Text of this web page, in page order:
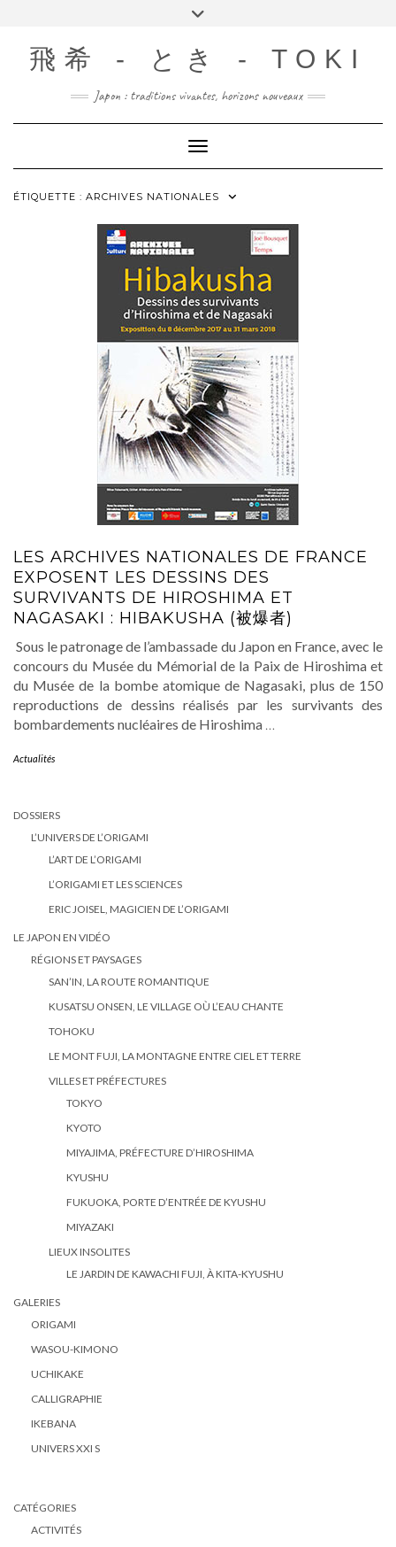
content飛希 - とき - TOKI
Japon : traditions vivantes, horizons nouveaux
Toggle Navigation
ÉTIQUETTE : ARCHIVES NATIONALES
LES ARCHIVES NATIONALES DE FRANCE
EXPOSENT LES DESSINS DES
SURVIVANTS DE HIROSHIMA ET
NAGASAKI : HIBAKUSHA (被爆者)
Sous le patronage de l’ambassade du Japon en France, avec le
concours du Musée du Mémorial de la Paix de Hiroshima et
du Musée de la bombe atomique de Nagasaki, plus de 150
reproductions de dessins réalisés par les survivants des
bombardements nucléaires de Hiroshima …
Actualités
DOSSIERS
L’UNIVERS DE L’ORIGAMI
L’ART DE L’ORIGAMI
L’ORIGAMI ET LES SCIENCES
ERIC JOISEL, MAGICIEN DE L’ORIGAMI
LE JAPON EN VIDÉO
RÉGIONS ET PAYSAGES
SAN’IN, LA ROUTE ROMANTIQUE
KUSATSU ONSEN, LE VILLAGE OÙ L’EAU CHANTE
TOHOKU
LE MONT FUJI, LA MONTAGNE ENTRE CIEL ET TERRE
VILLES ET PRÉFECTURES
TOKYO
KYOTO
MIYAJIMA, PRÉFECTURE D’HIROSHIMA
KYUSHU
FUKUOKA, PORTE D’ENTRÉE DE KYUSHU
MIYAZAKI
LIEUX INSOLITES
LE JARDIN DE KAWACHI FUJI, À KITA-KYUSHU
GALERIES
ORIGAMI
WASOU-KIMONO
UCHIKAKE
CALLIGRAPHIE
IKEBANA
UNIVERS XXI S
CATÉGORIES
ACTIVITÉS